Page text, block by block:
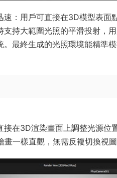
：用戶可直接在3D模型表面
持大範圍光照的平滑投射，
最終生成的光照環境能精準
在3D渲染畫面上調整光源位
一樣直觀，無需反複切換視